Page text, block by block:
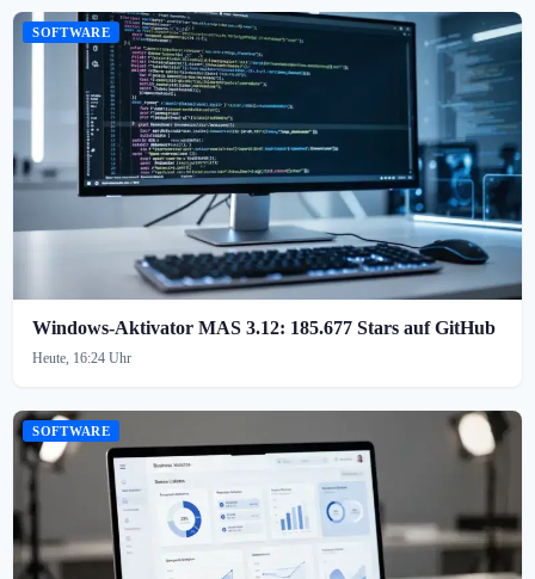
SOFTWARE
Windows-Aktivator MAS 3.12: 185.677 Stars auf GitHub
Heute, 16:24 Uhr
SOFTWARE